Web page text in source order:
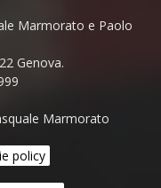
Marmorato e Paolo
Genova.
Marmorato
policy